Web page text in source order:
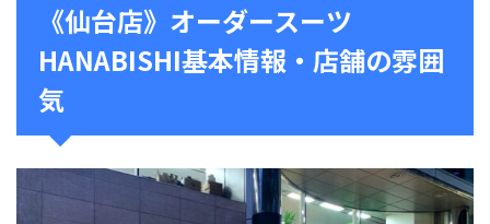
《仙台店》オーダースーツ
HANABISHI基本情報・店舗の雰囲
気